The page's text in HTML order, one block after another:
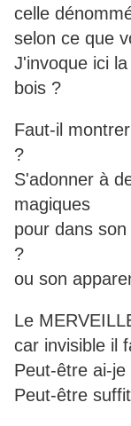
celle
selon ce que
J'invoque ici
bois ?
Faut-il
?
S'adonner à
magiques
pour dans
?
ou son
Le
car invisible il
Peut-être ai-
Peut-être